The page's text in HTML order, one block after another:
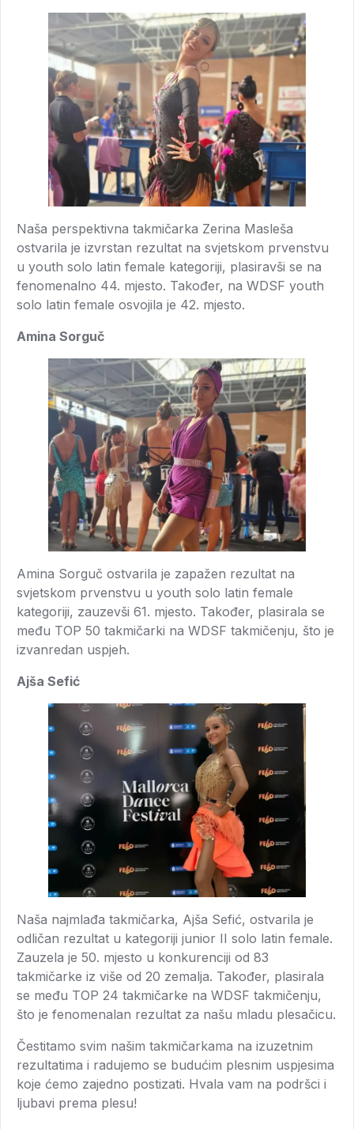
Naša perspektivna takmičarka Zerina Masleša
ostvarila je izvrstan rezultat na svjetskom prvenstvu
u youth solo latin female kategoriji, plasiravši se na
fenomenalno 44. mjesto. Također, na WDSF youth
solo latin female osvojila je 42. mjesto.
Amina Sorguč
Amina Sorguč ostvarila je zapažen rezultat na
svjetskom prvenstvu u youth solo latin female
kategoriji, zauzevši 61. mjesto. Također, plasirala se
među TOP 50 takmičarki na WDSF takmičenju, što je
izvanredan uspjeh.
Ajša Sefić
Naša najmlađa takmičarka, Ajša Sefić, ostvarila je
odličan rezultat u kategoriji junior II solo latin female.
Zauzela je 50. mjesto u konkurenciji od 83
takmičarke iz više od 20 zemalja. Također, plasirala
se među TOP 24 takmičarke na WDSF takmičenju,
što je fenomenalan rezultat za našu mladu plesačicu.
Čestitamo svim našim takmičarkama na izuzetnim
rezultatima i radujemo se budućim plesnim uspjesima
koje ćemo zajedno postizati. Hvala vam na podršci i
ljubavi prema plesu!